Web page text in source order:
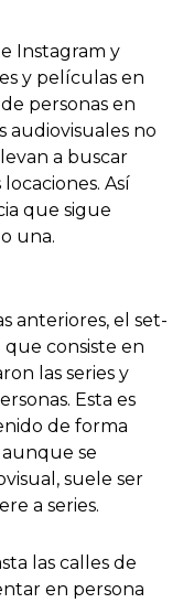
Instagram y
y películas en
personas en
audiovisuales no
a buscar
Así
que sigue
una.
anteriores, el set-
consiste en
las series y
Esta es
de forma
se
suele ser
a series.
las calles de
en persona